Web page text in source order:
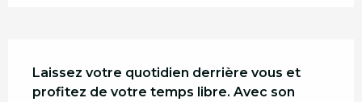
Description
Laissez votre quotidien derrière vous et
profitez de votre temps libre. Avec son